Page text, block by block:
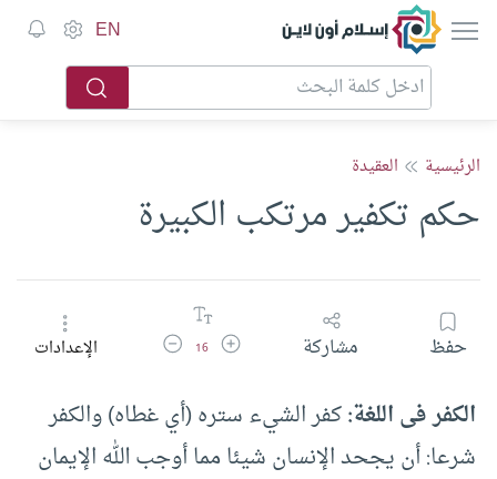
إسلام أون لاين EN
الرئيسية العقيدة
حكم تكفير مرتكب الكبيرة
حفظ مشاركة زيادة حجم الخط
16 تقليل حجم الخطالإعدادات
الكفر فى اللغة:كفر الشيء ستره (‏أي غطاه)‏ والكفر
شرعا: أن يجحد الإنسان شيئا مما أوجب الله الإيمان